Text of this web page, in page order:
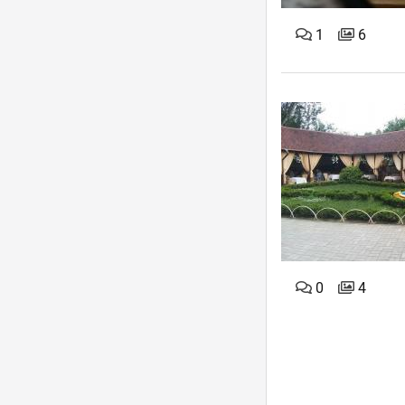
1 6
0 4